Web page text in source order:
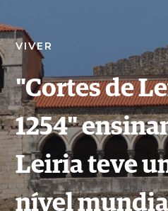
VIVER
"Cortes de
1254"
Leiria teve
nível